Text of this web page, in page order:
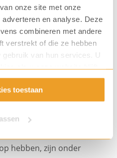
onze site met onze
en analyse. Deze
combineren met andere
verstrekt of die ze hebben
van hun services. U
als u onze website blijft
toestaan
koffiebonen, is de
bereid minstens zo
hebben, zijn onder